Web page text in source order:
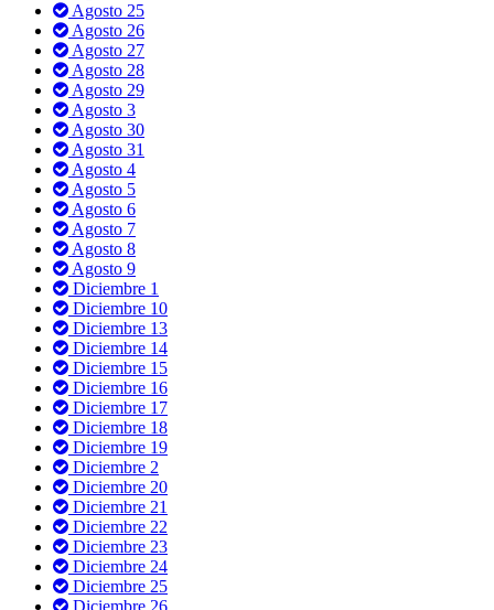
Agosto 25
Agosto 26
Agosto 27
Agosto 28
Agosto 29
Agosto 3
Agosto 30
Agosto 31
Agosto 4
Agosto 5
Agosto 6
Agosto 7
Agosto 8
Agosto 9
Diciembre 1
Diciembre 10
Diciembre 13
Diciembre 14
Diciembre 15
Diciembre 16
Diciembre 17
Diciembre 18
Diciembre 19
Diciembre 2
Diciembre 20
Diciembre 21
Diciembre 22
Diciembre 23
Diciembre 24
Diciembre 25
Diciembre 26